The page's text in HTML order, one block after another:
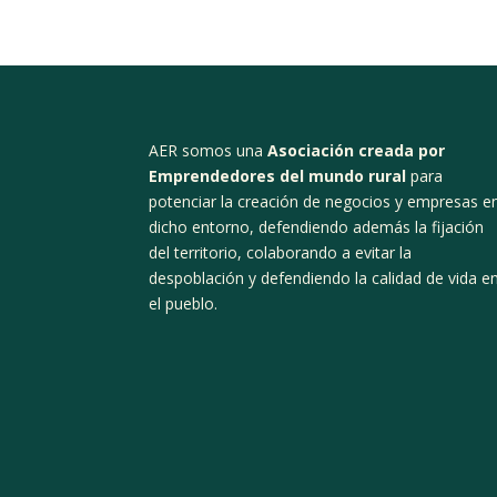
AER somos unaAsociación creada por
Emprendedores del mundo rural para
potenciar la creación de negocios y empresas
dicho entorno, defendiendo además la fijación
del territorio, colaborando a evitar la
despoblación y defendiendo la calidad de vida
el pueblo.